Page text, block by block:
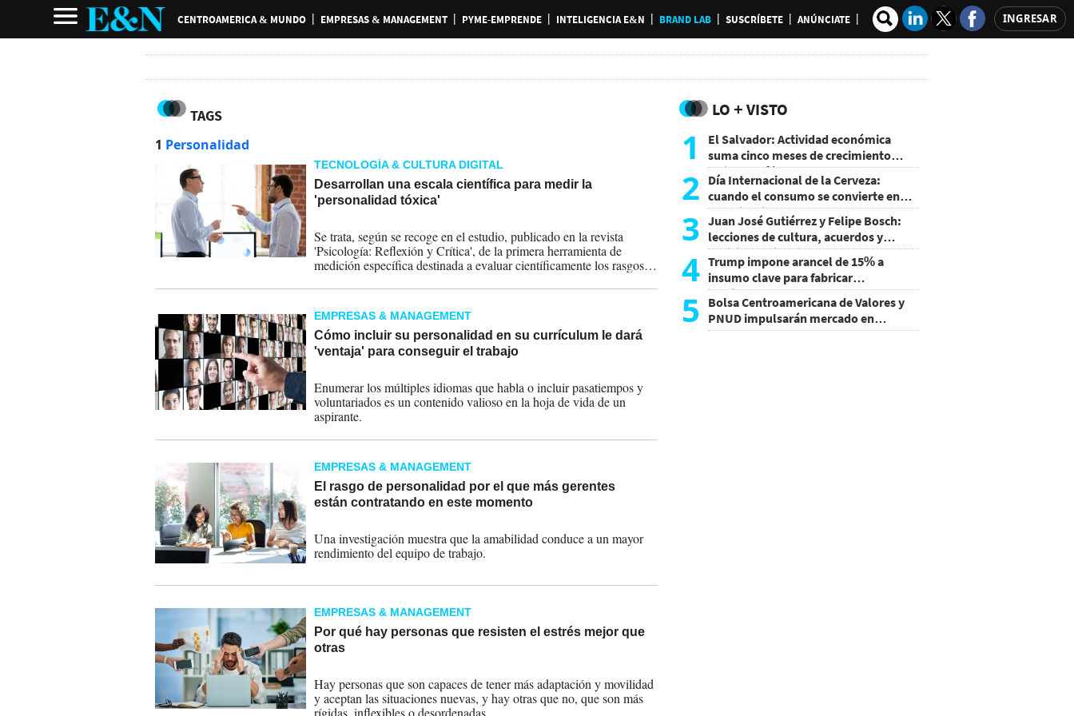
CENTROAMERICA & MUNDO EMPRESAS & MANAGEMENT PYME-EMPRENDE INTELIGENCIA E&N BRAND LAB SUSCRÍBETE ANÚNCIATE INGRESAR
TAGS
1 Personalidad
TECNOLOGÍA & CULTURA DIGITAL
Desarrollan una escala científica para medir la
'personalidad tóxica'
Se trata, según se recoge en el estudio, publicado en la revista
'Psicología: Reflexión y Crítica', de la primera herramienta de
medición específica destinada a evaluar científicamente los rasgos y
bienestar ajeno.
EMPRESAS & MANAGEMENT
Cómo incluir su personalidad en su currículum le dará
'ventaja' para conseguir el trabajo
Enumerar los múltiples idiomas que habla o incluir pasatiempos y
voluntariados es un contenido valioso en la hoja de vida de un
aspirante.
EMPRESAS & MANAGEMENT
El rasgo de personalidad por el que más gerentes
están contratando en este momento
Una investigación muestra que la amabilidad conduce a un mayor
rendimiento del equipo de trabajo.
EMPRESAS & MANAGEMENT
Por qué hay personas que resisten el estrés mejor que
otras
Hay personas que son capaces de tener más adaptación y movilidad
y aceptan las situaciones nuevas, y hay otras que no, que son más
rígidas, inflexibles o desordenadas.
LO + VISTO
1
El Salvador: Actividad económica
suma cinco meses de crecimiento
arriba de 4%
2 Día Internacional de la Cerveza:
cuando el consumo se convierte en
experiencia
3 Juan José Gutiérrez y Felipe Bosch:
lecciones de cultura, acuerdos y
decisiones sin miedo
4 Trump impone arancel de 15% a
insumo clave para fabricar
semiconductores y paneles
5
Bolsa Centroamericana de Valores y
PNUD impulsarán mercado en
Honduras